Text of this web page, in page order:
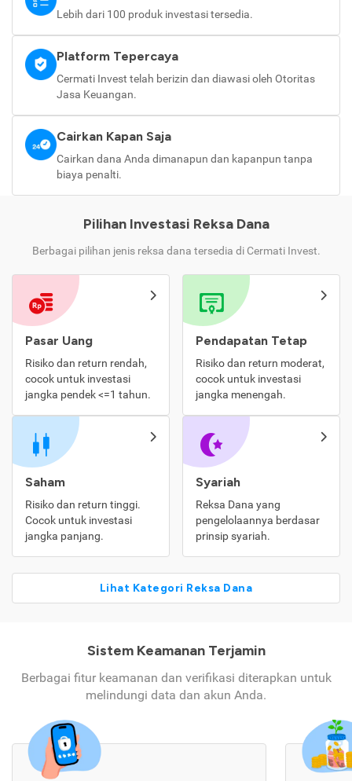
Lebih dari 100 produk investasi tersedia.
Platform Tepercaya
Cermati Invest telah berizin dan diawasi oleh Otoritas
Jasa Keuangan.
Cairkan Kapan Saja
Cairkan dana Anda dimanapun dan kapanpun tanpa
biaya penalti.
Pilihan Investasi Reksa Dana
Berbagai pilihan jenis reksa dana tersedia di Cermati Invest.
Pasar Uang
Risiko dan return rendah,
cocok untuk investasi
jangka pendek <=1 tahun.
Pendapatan Tetap
Risiko dan return moderat,
cocok untuk investasi
jangka menengah.
Saham
Risiko dan return tinggi.
Cocok untuk investasi
jangka panjang.
Syariah
Reksa Dana yang
pengelolaannya berdasar
prinsip syariah.
Lihat Kategori Reksa Dana
Sistem Keamanan Terjamin
Berbagai fitur keamanan dan verifikasi diterapkan untuk
melindungi data dan akun Anda.